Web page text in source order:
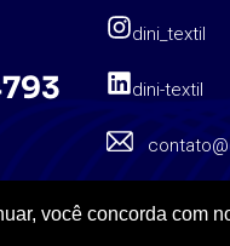
dini_textil
dini-textil
você concorda com